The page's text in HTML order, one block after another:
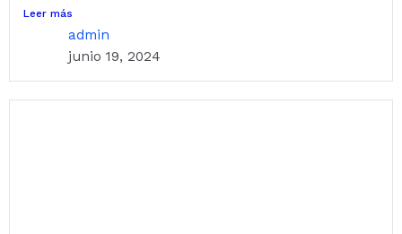
Leer más
admin
junio 19, 2024